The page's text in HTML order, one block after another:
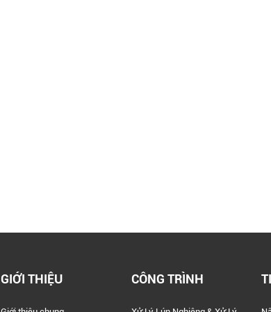
GIỚI THIỆU CÔNG TRÌNH